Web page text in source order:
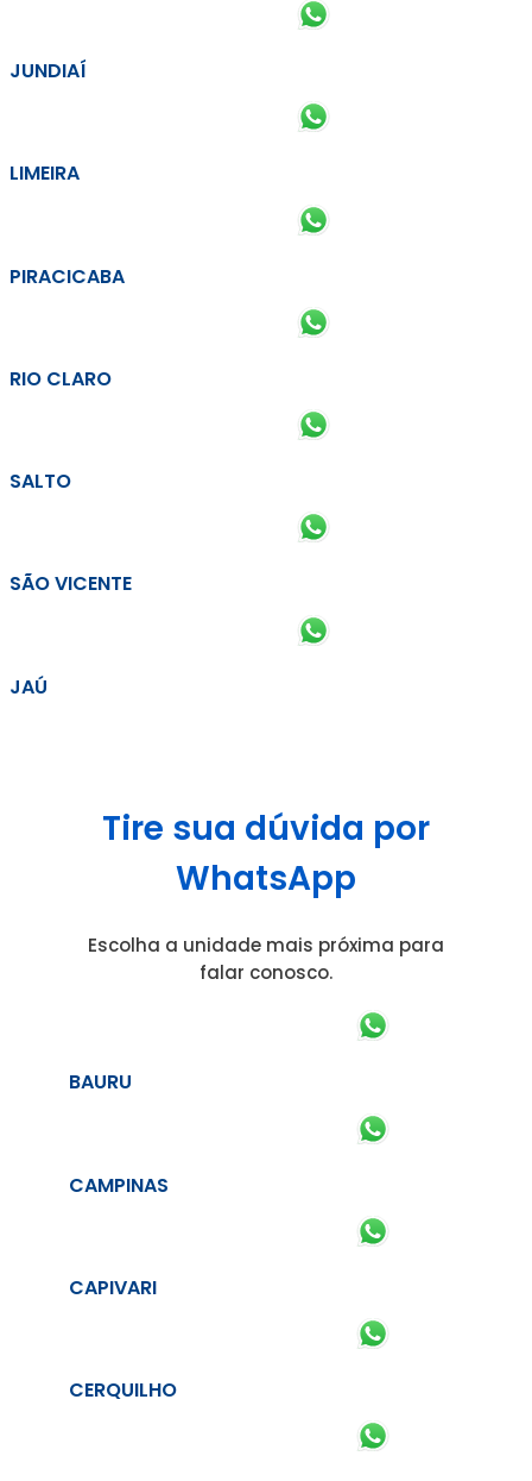
JUNDIAÍ
LIMEIRA
PIRACICABA
RIO CLARO
SALTO
SÃO VICENTE
JAÚ
Tire sua dúvida por
WhatsApp
Escolha a unidade mais próxima para
falar conosco.
BAURU
CAMPINAS
CAPIVARI
CERQUILHO